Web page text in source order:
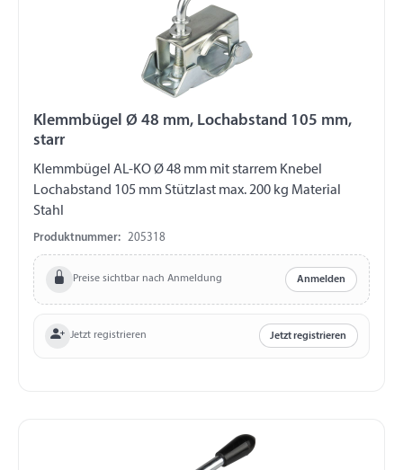
Klemmbügel Ø 48 mm, Lochabstand 105 mm,
starr
Klemmbügel AL-KO Ø 48 mm mit starrem Knebel
Lochabstand 105 mm Stützlast max. 200 kg Material
Stahl
Produktnummer: 205318
Preise sichtbar nach Anmeldung Anmelden
Jetzt registrieren Jetzt registrieren